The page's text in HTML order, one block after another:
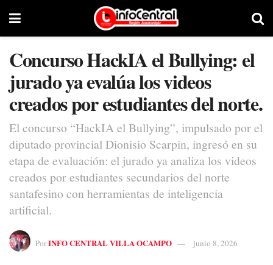
Concurso HackIA el Bullying: el
jurado ya evalúa los videos
creados por estudiantes del norte.
El concurso “HackIA el Bullying”, impulsado por el
diputado provincial Dionisio Scarpin, ingresó en su
etapa de evaluación: el jurado ya analiza los videos
creados por estudiantes secundarios del norte
santafesino con herramientas de inteligencia
artificial.
PorINFO CENTRAL VILLA OCAMPO junio 8, 2026